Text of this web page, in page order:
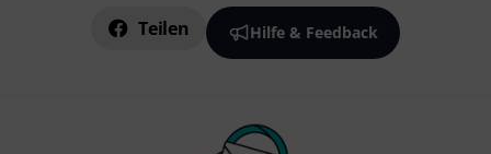
Teilen Hilfe & Feedback